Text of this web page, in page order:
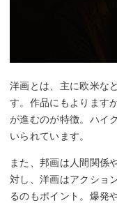
洋画とは、主に欧米な
す。作品にもよります
が進むのが特徴。ハイ
いられています。
また、邦画は人間関係
対し、洋画はアクショ
るのもポイント。爆発